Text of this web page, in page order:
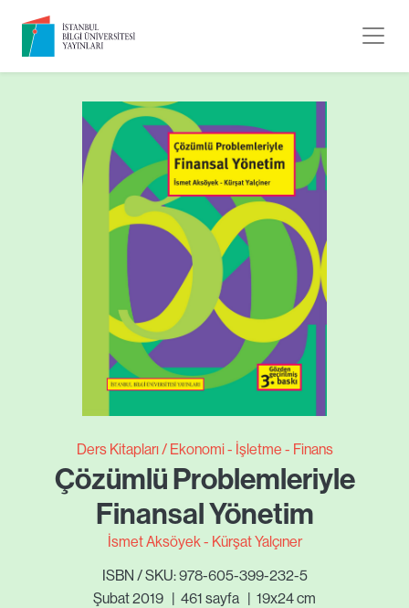
Ders Kitapları Ekonomi - İşletme - Finans
Çözümlü Problemleriyle
Finansal Yönetim
İsmet Aksöyek
Kürşat Yalçıner
ISBN / SKU: 978-605-399-232-5
Şubat 2019 | 461 sayfa | 19x24 cm